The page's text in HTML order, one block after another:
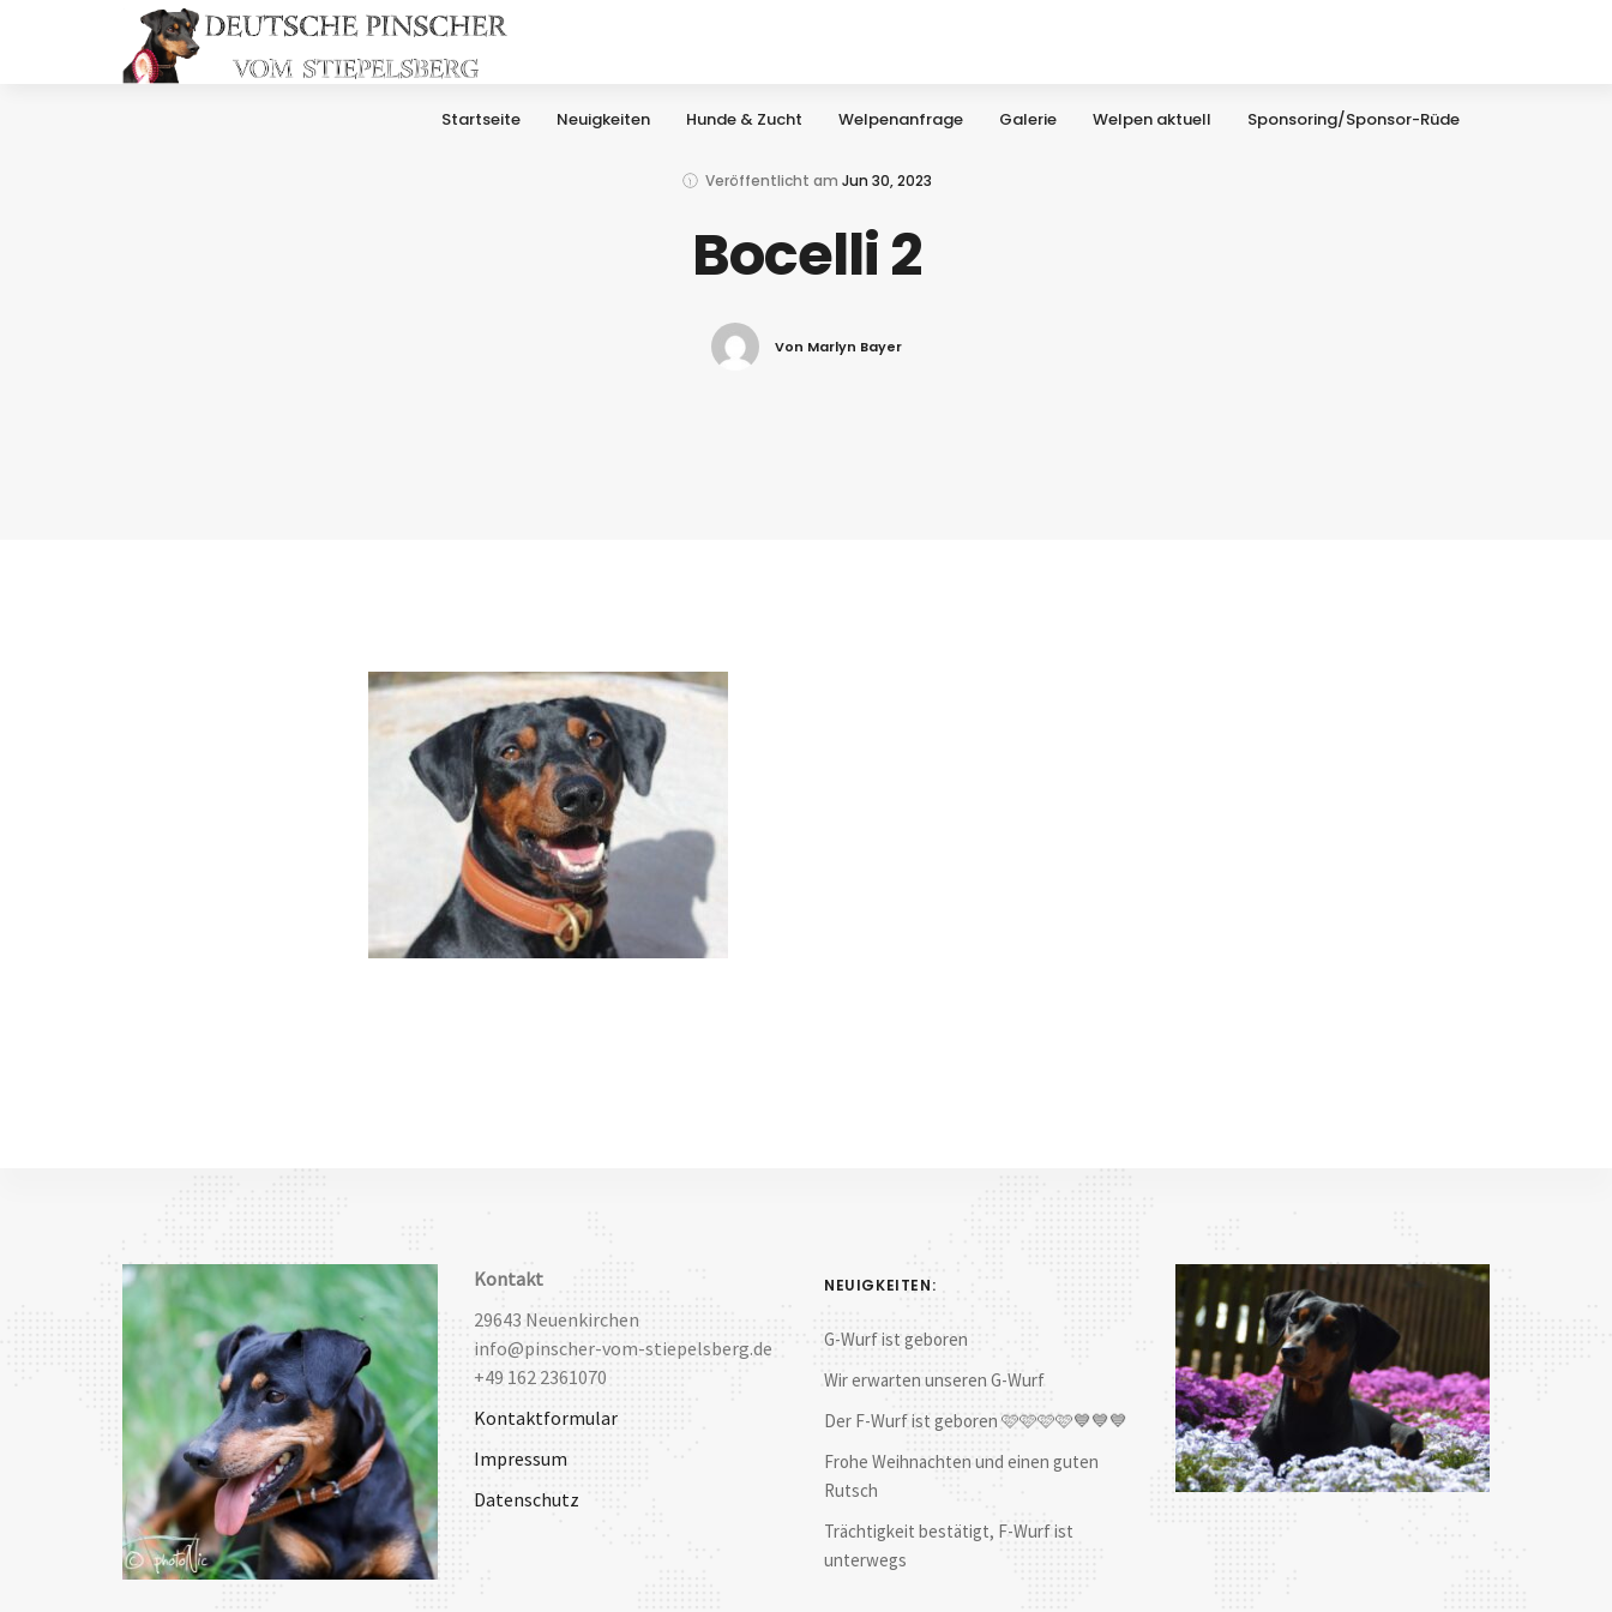
Startseite Neuigkeiten Hunde & Zucht Welpenanfrage Galerie Welpen aktuell Sponsoring/Sponsor-Rüde
Veröffentlicht am Jun 30, 2023
Bocelli 2
Von Marlyn Bayer
Kontakt
29643 Neuenkirchen
info@pinscher-vom-stiepelsberg.de
+49 162 2361070
Kontaktformular
Impressum
Datenschutz
NEUIGKEITEN:
G-Wurf ist geboren
Wir erwarten unseren G-Wurf
Der F-Wurf ist geboren 🩷🩷🩷🩷💙💙💙
Frohe Weihnachten und einen guten
Rutsch
Trächtigkeit bestätigt, F-Wurf ist
unterwegs